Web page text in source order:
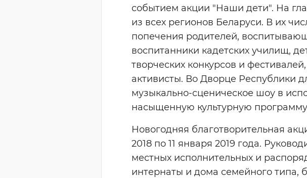
событием акции "Наши дети". На
из всех регионов Беларуси. В их
попечения родителей,
воспитанники кадетских училищ,
творческих конкурсов и
активисты. Во Дворце Республики
музыкально-сценическое шоу в
насыщенную культурную
Новогодняя благотворительная
2018 по 11 января 2019 года.
местных исполнительных и
интернаты и дома семейного типа,